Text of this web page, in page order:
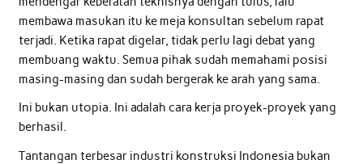
membawa masukan itu ke meja konsultan sebelum rapat
terjadi. Ketika rapat digelar, tidak perlu lagi debat yang
membuang waktu. Semua pihak sudah memahami posisi
masing-masing dan sudah bergerak ke arah yang sama.
Ini bukan utopia. Ini adalah cara kerja proyek-proyek yang
berhasil.
Tantangan terbesar industri konstruksi Indonesia bukan